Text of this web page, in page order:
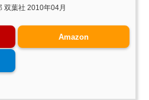
双葉社 2010年04月
Amazon